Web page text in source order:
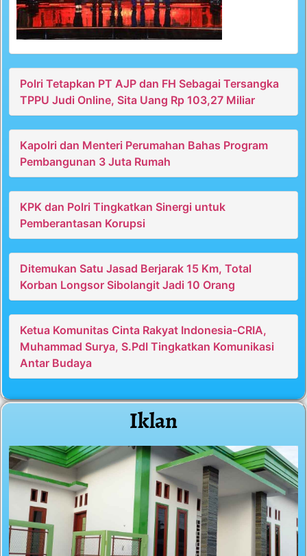
Polri Tetapkan PT AJP dan FH Sebagai Tersangka
TPPU Judi Online, Sita Uang Rp 103,27 Miliar
Kapolri dan Menteri Perumahan Bahas Program
Pembangunan 3 Juta Rumah
KPK dan Polri Tingkatkan Sinergi untuk
Pemberantasan Korupsi
Ditemukan Satu Jasad Berjarak 15 Km, Total
Korban Longsor Sibolangit Jadi 10 Orang
Ketua Komunitas Cinta Rakyat Indonesia-CRIA,
Muhammad Surya, S.PdI Tingkatkan Komunikasi
Antar Budaya
Iklan